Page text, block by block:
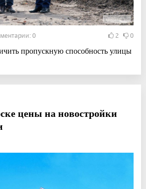
0 2 0
пропускную способность улицы
цены на новостройки